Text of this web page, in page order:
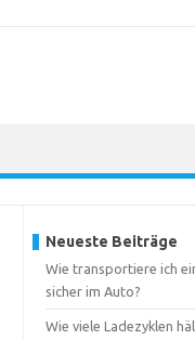
Neueste Beiträge
Wie transportiere ich
sicher im Auto?
Wie viele Ladezyklen